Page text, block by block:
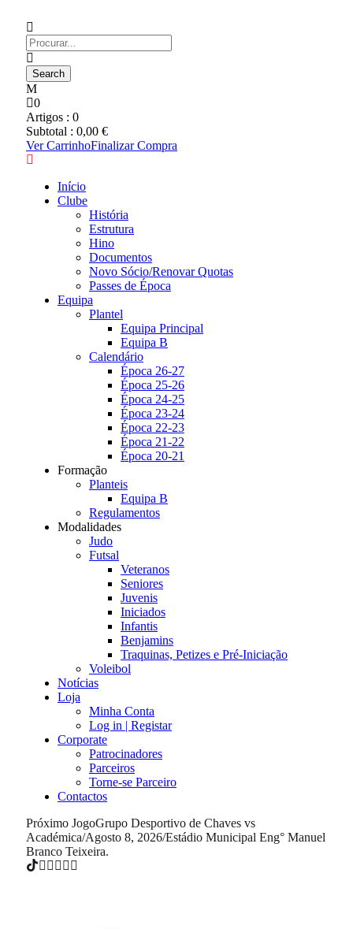
0
Artigos : 0
Subtotal : 0,00 €
Ver CarrinhoFinalizar Compra
Início
Clube
História
Estrutura
Hino
Documentos
Novo Sócio/Renovar Quotas
Passes de Época
Equipa
Plantel
Equipa Principal
Equipa B
Calendário
Época 26-27
Época 25-26
Época 24-25
Época 23-24
Época 22-23
Época 21-22
Época 20-21
Formação
Planteis
Equipa B
Regulamentos
Modalidades
Judo
Futsal
Veteranos
Seniores
Juvenis
Iniciados
Infantis
Benjamins
Traquinas, Petizes e Pré-Iniciação
Voleibol
Notícias
Loja
Minha Conta
Log in | Registar
Corporate
Patrocinadores
Parceiros
Torne-se Parceiro
Contactos
Próximo JogoGrupo Desportivo de Chaves vs
Académica/Agosto 8, 2026/Estádio Municipal Eng° Manuel
Branco Teixeira.